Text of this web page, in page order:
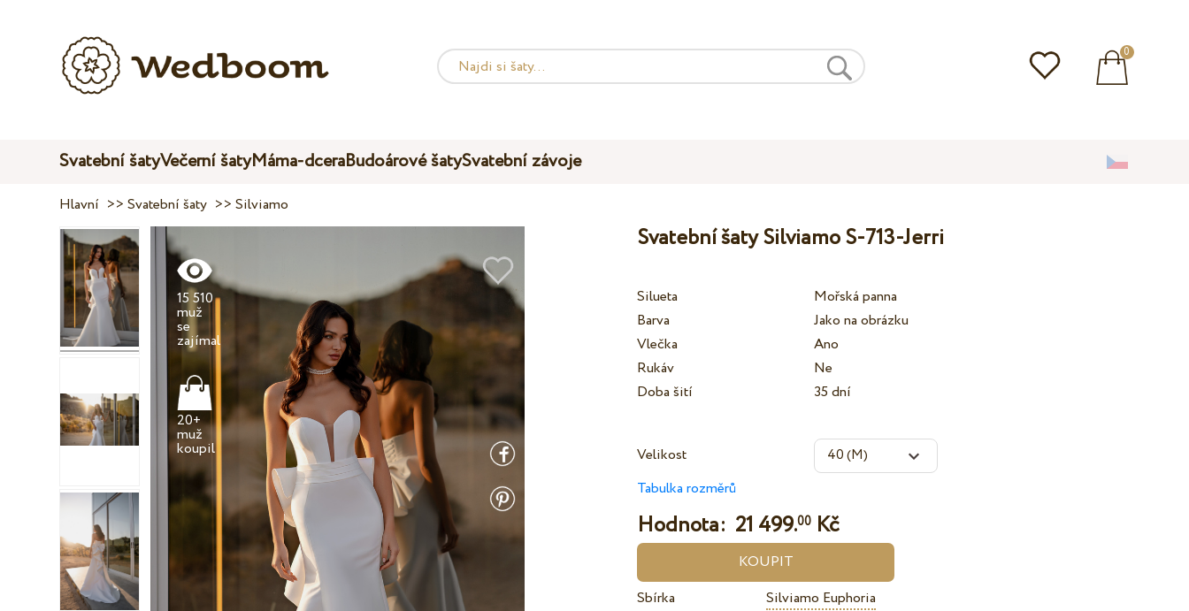
0
Svatební šatyVečerní šatyMáma-dceraBudoárové šatySvatební závoje
Hlavní >>Svatební šaty >>Silviamo
15 510
muž
se
zajímal
20+
muž
Svatební šaty Silviamo S-713-Jerri
Silueta
Mořská panna
Barva
Jako na obrázku
Vlečka
Ano
Rukáv
Ne
Doba šití
35 dní
Velikost
Tabulka rozměrů
Hodnota: 21 499.00 Kč
Sbírka
Silviamo Euphoria